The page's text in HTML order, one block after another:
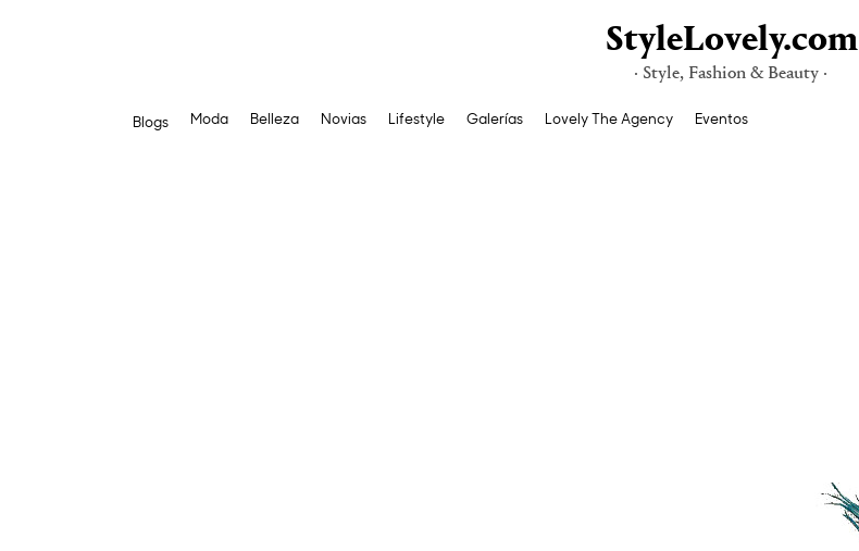
StyleLovely.com
· Style, Fashion & Beauty ·
Blogs Moda Belleza Novias Lifestyle Galerías Lovely The Agency Eventos